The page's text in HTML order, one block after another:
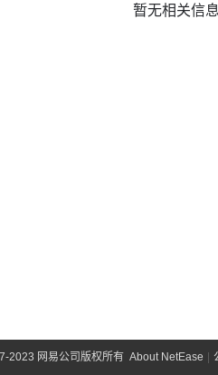
暂无相关信
2023 网易公司版权所有 About NetEase